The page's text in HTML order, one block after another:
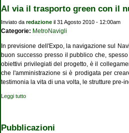
Al via il trasporto green con il
Inviato da redazione il 31 Agosto 2010 - 12:00am
Categorie: MetroNavigli
In previsione dell'Expo, la navigazione sul
buon successo presso il pubblico che,
obiettivi privilegiati del progetto, è il
che l'amministrazione si è prodigata per
testimonia la vita di una volta, le strutture pre-
Leggi tutto
Pubblicazioni